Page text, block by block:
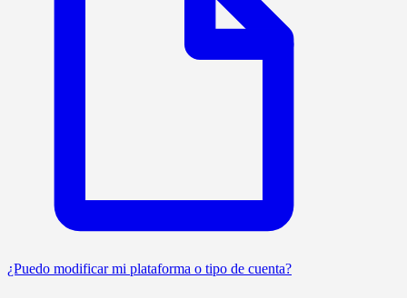
¿Puedo modificar mi plataforma o tipo de cuenta?